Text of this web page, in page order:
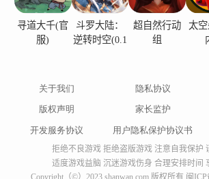
寻道大千(官
服)
斗罗大陆：
逆转时空(0.1
超自然行动
组
太
关于我们 隐私协议
版权声明
家长监护
开发服务协议
用户隐私保护协议书
拒绝不良游戏 拒绝盗版游戏 注意自我保护
适度游戏益脑 沉迷游戏伤身 合理安排时间